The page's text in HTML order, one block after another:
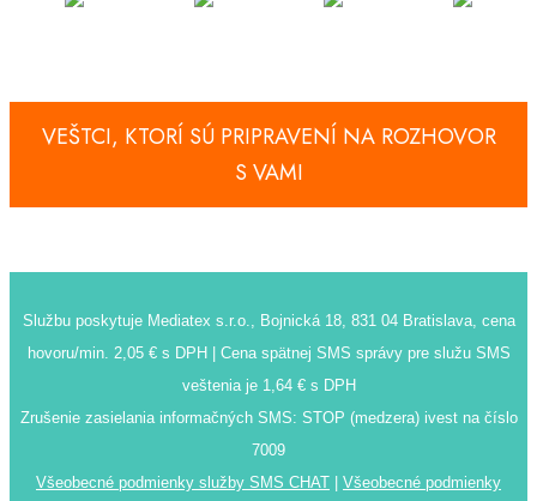
VEŠTCI, KTORÍ SÚ PRIPRAVENÍ NA ROZHOVOR
S VAMI
Službu poskytuje Mediatex s.r.o., Bojnická 18, 831 04 Bratislava, cena
hovoru/min. 2,05 € s DPH | Cena spätnej SMS správy pre služu SMS
veštenia je 1,64 € s DPH
Zrušenie zasielania informačných SMS: STOP (medzera) ivest na číslo
7009
Všeobecné podmienky služby SMS CHAT | Všeobecné podmienky